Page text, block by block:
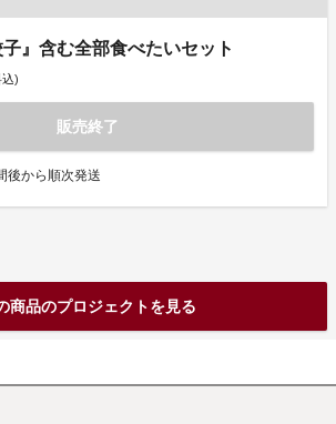
』含む全部食べたいセット
)
販売終了
後から順次発送
商品のプロジェクトを見る